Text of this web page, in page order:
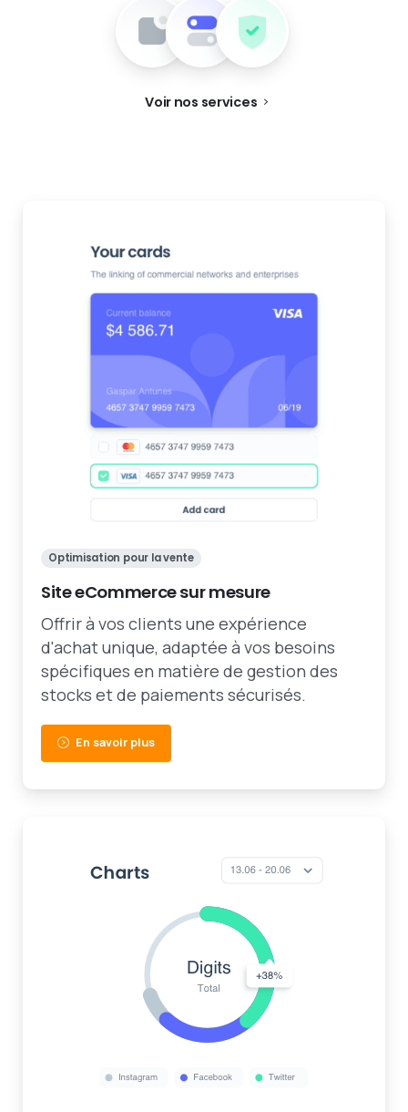
Voir nos services
Optimisation pour la vente
Site eCommerce sur mesure
Offrir à vos clients une expérience
d'achat unique, adaptée à vos besoins
spécifiques en matière de gestion des
stocks et de paiements sécurisés.
En savoir plus